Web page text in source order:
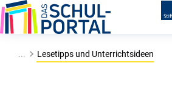
... Lesetipps und Unterrichtsideen